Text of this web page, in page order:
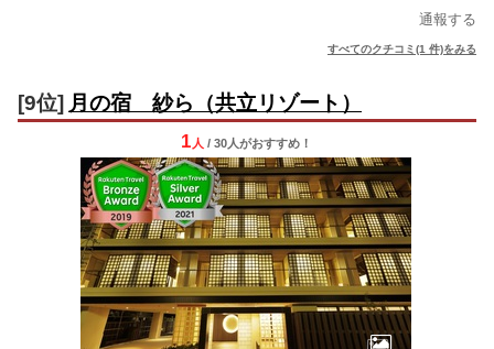
通報する
すべてのクチコミ(1 件)をみる
[9位] 月の宿 紗ら（共立リゾート）
1 人 / 30人がおすすめ！